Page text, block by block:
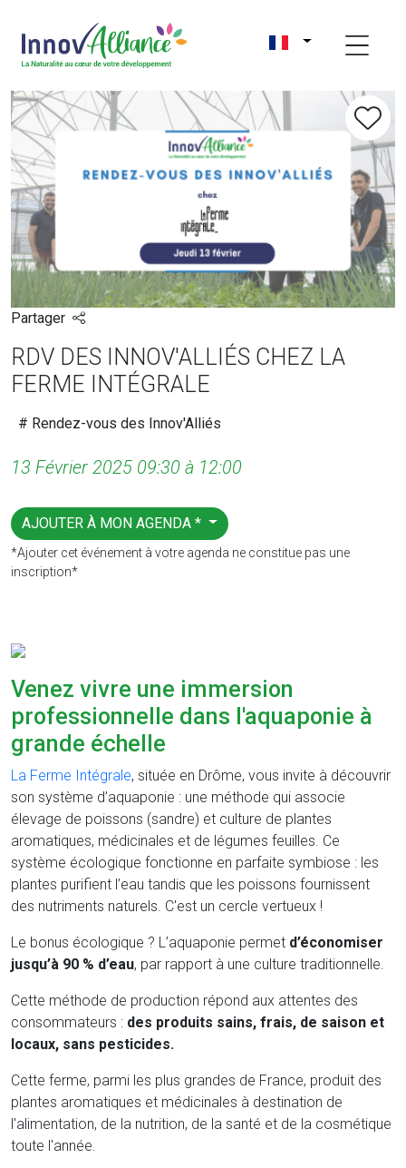
Partager
RDV DES INNOV'ALLIÉS CHEZ LA
FERME INTÉGRALE
# Rendez-vous des Innov'Alliés
13 Février 2025 09:30 à 12:00
AJOUTER À MON AGENDA *
*Ajouter cet événement à votre agenda ne constitue pas une
inscription*
Venez vivre une immersion
professionnelle dans l'aquaponie à
grande échelle
La Ferme Intégrale, située en Drôme, vous invite à découvrir
son système d’aquaponie : une méthode qui associe
élevage de poissons (sandre) et culture de plantes
aromatiques, médicinales et de légumes feuilles. Ce
système écologique fonctionne en parfaite symbiose : les
plantes purifient l’eau tandis que les poissons fournissent
des nutriments naturels. C'est un cercle vertueux !
Le bonus écologique ? L’aquaponie permet d’économiser
jusqu’à 90 % d’eau, par rapport à une culture traditionnelle.
Cette méthode de production répond aux attentes des
consommateurs : des produits sains, frais, de saison et
locaux, sans pesticides.
Cette ferme, parmi les plus grandes de France, produit des
plantes aromatiques et médicinales à destination de
l'alimentation, de la nutrition, de la santé et de la cosmétique
toute l'année.